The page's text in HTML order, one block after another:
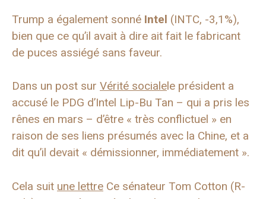
Trump a également sonné Intel (INTC, -3,1%),
bien que ce qu’il avait à dire ait fait le fabricant
de puces assiégé sans faveur.
Dans un post sur Vérité socialele président a
accusé le PDG d’Intel Lip-Bu Tan – qui a pris les
rênes en mars – d’être « très conflictuel » en
raison de ses liens présumés avec la Chine, et a
dit qu’il devait « démissionner, immédiatement ».
Cela suit une lettre Ce sénateur Tom Cotton (R-